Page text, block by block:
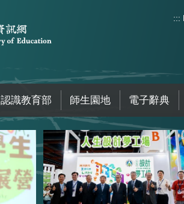
:::
認識教育部 師生園地 電子辭典